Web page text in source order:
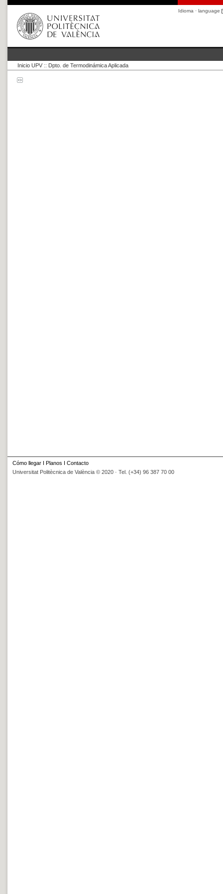
Idioma · language
Inicio UPV :: Dpto. de Termodinámica Aplicada
Cómo llegar I Planos I Contacto
Universitat Politècnica de València © 2020 · Tel. (+34) 96 387 70 00